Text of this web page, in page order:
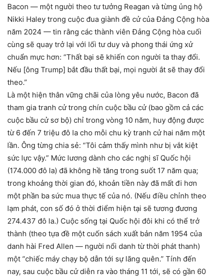
Bacon — một người theo tư tưởng Reagan và từng ủng hộ
Nikki Haley trong cuộc đua giành đề cử của Đảng Cộng hòa
năm 2024 — tin rằng các thành viên Đảng Cộng hòa cuối
cùng sẽ quay trở lại với lối tư duy và phong thái ứng xử
chuẩn mực hơn: “Thất bại sẽ khiến con người ta thay đổi.
Nếu [ông Trump] bắt đầu thất bại, mọi người ắt sẽ thay đổi
theo.”
Là một hiện thân vững chãi của lòng yêu nước, Bacon đã
tham gia tranh cử trong chín cuộc bầu cử (bao gồm cả các
cuộc bầu cử sơ bộ) chỉ trong vòng 10 năm, huy động được
từ 6 đến 7 triệu đô la cho mỗi chu kỳ tranh cử hai năm một
lần. Ông từng chia sẻ: “Tôi cảm thấy mình như bị vắt kiệt
sức lực vậy.” Mức lương dành cho các nghị sĩ Quốc hội
(174.000 đô la) đã không hề tăng trong suốt 17 năm qua;
trong khoảng thời gian đó, khoản tiền này đã mất đi hơn
một phần ba sức mua thực tế của nó. (Nếu điều chỉnh theo
lạm phát, con số đó ở thời điểm hiện tại sẽ tương đương
274.437 đô la.) Cuộc sống tại Quốc hội đôi khi có thể trở
thành (theo tựa đề một cuốn sách xuất bản năm 1954 của
danh hài Fred Allen — người nổi danh từ thời phát thanh)
một “chiếc máy chạy bộ dẫn tới sự lãng quên.” Tính đến
nay, sau cuộc bầu cử diễn ra vào tháng 11 tới, sẽ có gần 60